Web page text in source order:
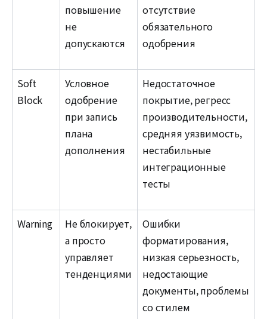
повышение
не
допускаются
отсутствие
обязательного
одобрения
Soft
Block
Условное
одобрение
при запись
плана
дополнения
Недостаточное
покрытие, регресс
производительности,
средняя уязвимость,
нестабильные
интеграционные
тесты
Warning
Не блокирует,
а просто
управляет
тенденциями
Ошибки
форматирования,
низкая серьезность,
недостающие
документы, проблемы
со стилем